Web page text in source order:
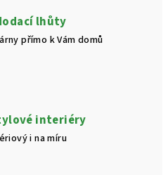
lhůty
přímo k Vám domů
interiéry
i na míru